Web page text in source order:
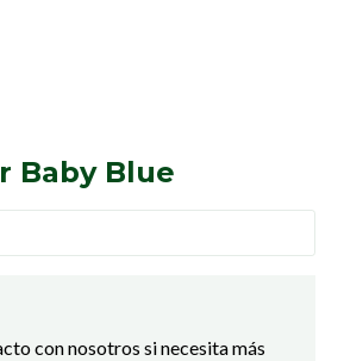
Baby Blue
con nosotros si necesita más